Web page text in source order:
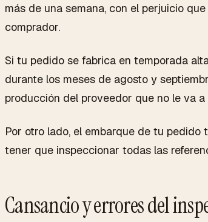
más de una semana, con el perjuicio
comprador.
Si tu pedido se fabrica en temporada
durante los meses de agosto y
producción del proveedor que no le va
Por otro lado, el embarque de tu pedido
tener que inspeccionar todas las
Cansancio y errores del